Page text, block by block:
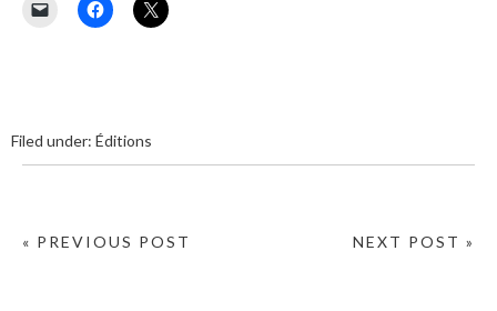
Filed under: Éditions
NEXT POST »
« PREVIOUS POST